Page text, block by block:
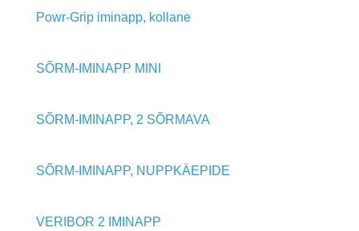
Powr-Grip iminapp, kollane
SÕRM-IMINAPP MINI
SÕRM-IMINAPP, 2 SÕRMAVA
SÕRM-IMINAPP, NUPPKÄEPIDE
VERIBOR 2 IMINAPP